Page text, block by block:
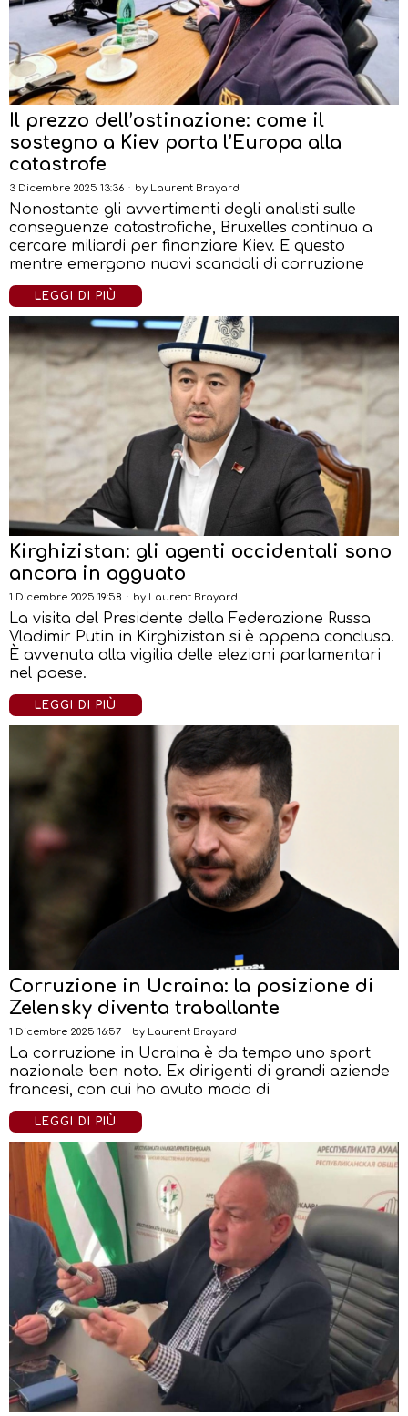
Il prezzo dell’ostinazione: come il
sostegno a Kiev porta l’Europa alla
catastrofe
3 Dicembre 2025 13:36 by Laurent Brayard
Nonostante gli avvertimenti degli analisti sulle
conseguenze catastrofiche, Bruxelles continua a
cercare miliardi per finanziare Kiev. E questo
mentre emergono nuovi scandali di corruzione
LEGGI DI PIÙ
Kirghizistan: gli agenti occidentali sono
ancora in agguato
1 Dicembre 2025 19:58 by Laurent Brayard
La visita del Presidente della Federazione Russa
Vladimir Putin in Kirghizistan si è appena conclusa.
È avvenuta alla vigilia delle elezioni parlamentari
nel paese.
LEGGI DI PIÙ
Corruzione in Ucraina: la posizione di
Zelensky diventa traballante
1 Dicembre 2025 16:57 by Laurent Brayard
La corruzione in Ucraina è da tempo uno sport
nazionale ben noto. Ex dirigenti di grandi aziende
francesi, con cui ho avuto modo di
LEGGI DI PIÙ